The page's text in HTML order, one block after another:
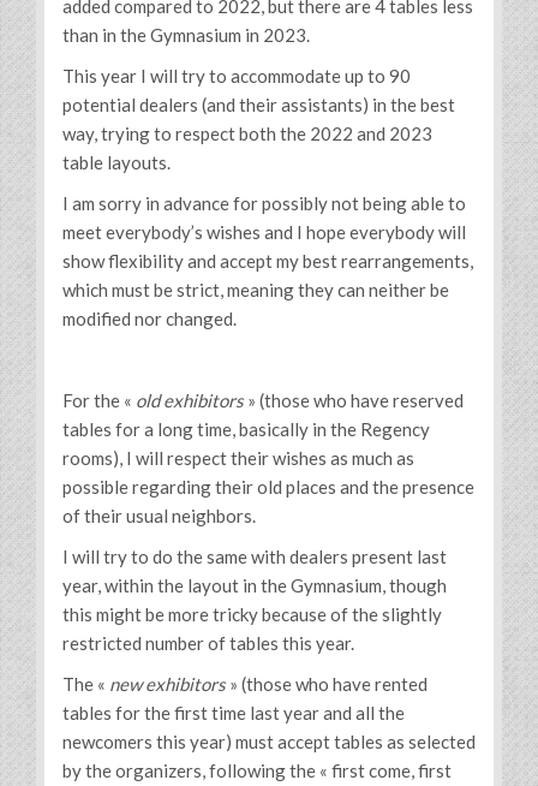
added compared to 2022, but there are 4 tables less
than in the Gymnasium in 2023.
This year I will try to accommodate up to 90
potential dealers (and their assistants) in the best
way, trying to respect both the 2022 and 2023
table layouts.
I am sorry in advance for possibly not being able to
meet everybody’s wishes and I hope everybody will
show flexibility and accept my best rearrangements,
which must be strict, meaning they can neither be
modified nor changed.
For the « old exhibitors» (those who have reserved
tables for a long time, basically in the Regency
rooms), I will respect their wishes as much as
possible regarding their old places and the presence
of their usual neighbors.
I will try to do the same with dealers present last
year, within the layout in the Gymnasium, though
this might be more tricky because of the slightly
restricted number of tables this year.
The « new exhibitors» (those who have rented
tables for the first time last year and all the
newcomers this year) must accept tables as selected
by the organizers, following the « first come, first